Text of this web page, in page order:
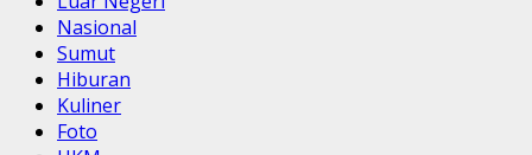
Nasional
Sumut
Hiburan
Kuliner
Foto